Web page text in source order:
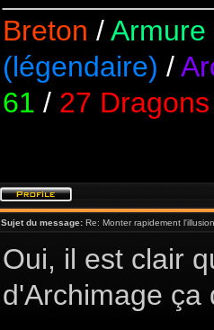
Breton /Armure
(légendaire) /
61 / 27
Sujet du message: Re: Monter rapidement
Oui, il est clair
d'Archimage ça